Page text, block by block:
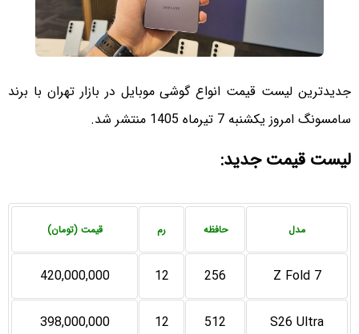
جدیدترین لیست قیمت انواع گوشی موبایل در بازار تهران با برند
سامسونگ امروز یکشنبه 7 تیرماه 1405 منتشر شد.
لیست قیمت جدید:
مدل حافظه رم قیمت (تومان)
Z Fold 7
256
12
420,000,000
S26 Ultra
512
12
398,000,000